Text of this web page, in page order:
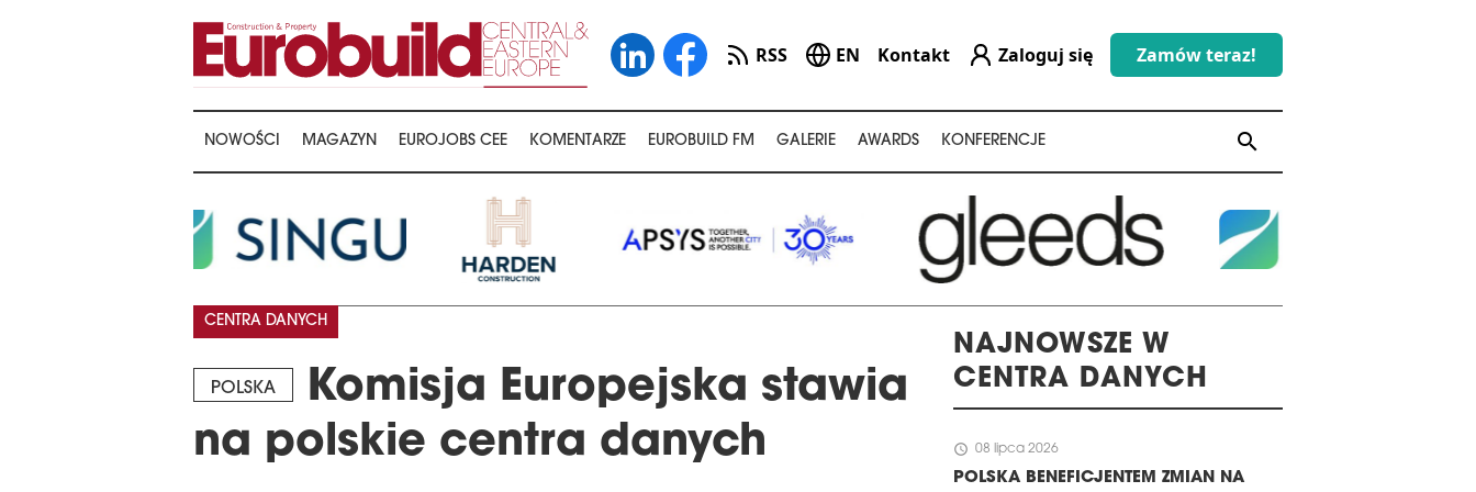
RSS EN Kontakt Zaloguj się Zamów teraz!
NOWOŚCI MAGAZYN EUROJOBS CEE KOMENTARZE EUROBUILD FM GALERIE AWARDS KONFERENCJE search
POLSKA
Komisja Europejska stawia
na polskie centra danych
CENTRA DANYCH
NAJNOWSZE W
CENTRA DANYCH
schedule 08 lipca 2026
POLSKA BENEFICJENTEM ZMIAN NA